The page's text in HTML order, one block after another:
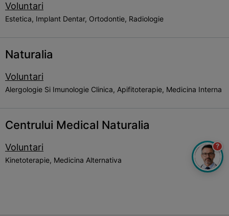
Voluntari
Estetica, Implant Dentar, Ortodontie, Radiologie
Naturalia
Voluntari
Alergologie Si Imunologie Clinica, Apifitoterapie, Medicina Interna
Centrului Medical Naturalia
Voluntari
Kinetoterapie, Medicina Alternativa
?